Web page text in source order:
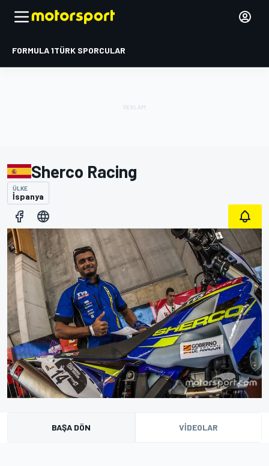
FORMULA 1TÜRK SPORCULAR
Sherco Racing
ÜLKE
İspanya
BAŞA DÖN VIDEOLAR